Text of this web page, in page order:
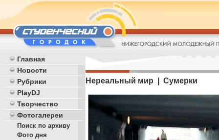
Главная
Новости
Рубрики
PlayDJ
Творчество
Фотогалереи
Поиск по архиву
Фото дня
Нереальный мир | Сумерки